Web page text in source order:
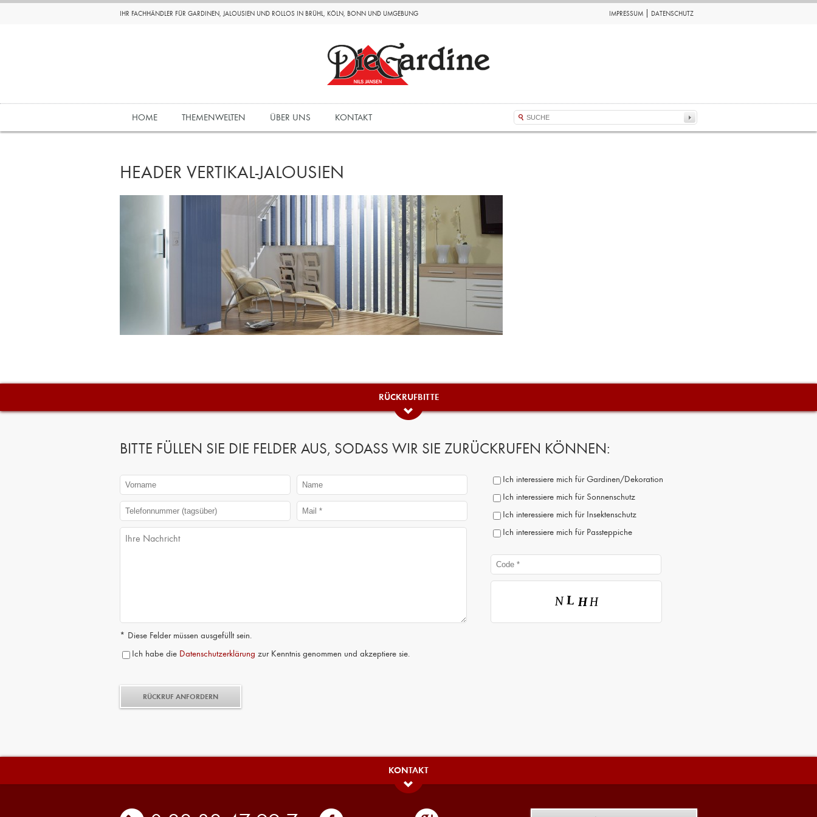
IHR FACHHÄNDLER FÜR GARDINEN, JALOUSIEN UND ROLLOS IN BRÜHL, KÖLN, BONN UND UMGEBUNG IMPRESSUM DATENSCHUTZ
HOME THEMENWELTEN ÜBER UNS KONTAKT
HEADER VERTIKAL-JALOUSIEN
RÜCKRUFBITTE
BITTE FÜLLEN SIE DIE FELDER AUS, SODASS WIR SIE ZURÜCKRUFEN KÖNNEN:
* Diese Felder müssen ausgefüllt sein.
Ich habe die Datenschutzerklärung zur Kenntnis genommen und akzeptiere sie.
Ich interessiere mich für Gardinen/Dekoration
Ich interessiere mich für Sonnenschutz
Ich interessiere mich für Insektenschutz
Ich interessiere mich für Passteppiche
KONTAKT